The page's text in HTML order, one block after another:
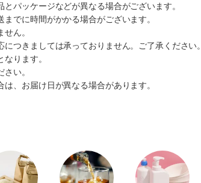
パッケージなどが異なる場合がございます。
でに時間がかかる場合がございます。
ん。
つきましては承っておりません。ご了承ください。
ります。
い。
、お届け日が異なる場合があります。